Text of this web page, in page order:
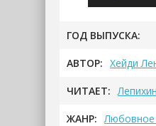
ГОД ВЫПУСКА:
АВТОР: Хейди
ЧИТАЕТ:
ЖАНР: Любовное